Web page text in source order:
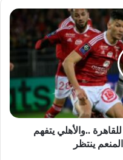
..والأهلي يتفهم
ينتظر